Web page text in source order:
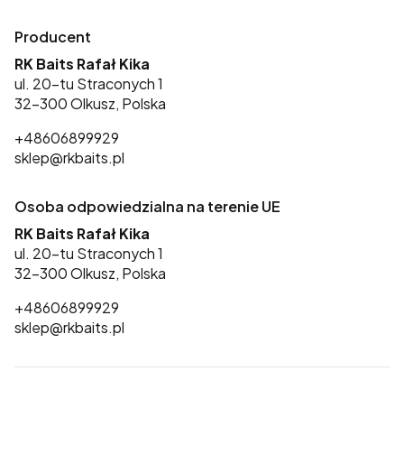
Producent
RK Baits Rafał Kika
ul. 20-tu Straconych 1
32-300 Olkusz, Polska
+48606899929
sklep@rkbaits.pl
Osoba odpowiedzialna na terenie UE
RK Baits Rafał Kika
ul. 20-tu Straconych 1
32-300 Olkusz, Polska
+48606899929
sklep@rkbaits.pl